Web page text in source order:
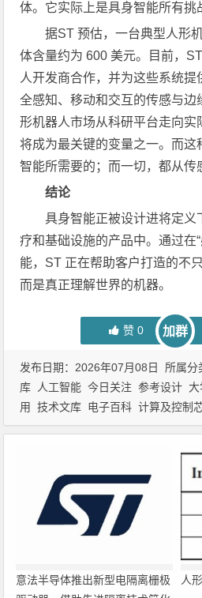
体。它实际上是具身智能所有挑
据ST 预估，一台典型人形
体含量约为 600 美元。目前，
人开发商合作，并为这些系统提
全感知、移动和交互的传感与边
形机器人市场从科研平台走向实
将成为最关键的变量之一。而这
智能所需要的；而一切，都从传
结论
具身智能正被设计进将定义
疗和基础设施的产品中。通过在
能，ST 正在帮助客户打造的不
而是真正理解世界的机器。
赞 0 加群
发布日期：2026年07月08日 所属分
库
人工智能 今日关注 参考设计 大
用
技术文库 电子百科 计算及控制
意法半导体推出新型电隔离栅极
人